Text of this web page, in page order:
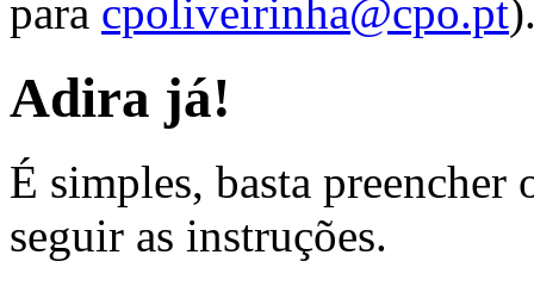
para cpoliveirinha@cpo.pt
Adira já!
É simples, basta preencher
seguir as instruções.